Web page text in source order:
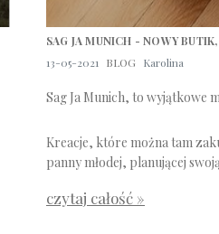
SAG JA MUNICH - NOWY
13-05-2021
BLOG Karolina
Sag Ja Munich, to wyjątkowe
Kreacje, które można tam
panny młodej, planującej
czytaj całość »